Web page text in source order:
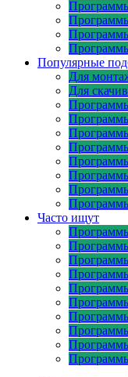
Популярные
Для
Для
Часто ищут